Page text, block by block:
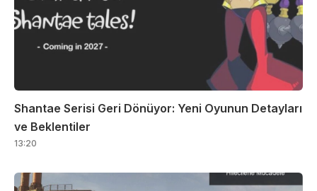
Shantae Serisi Geri Dönüyor: Yeni Oyunun Detayları
ve Beklentiler
13:20